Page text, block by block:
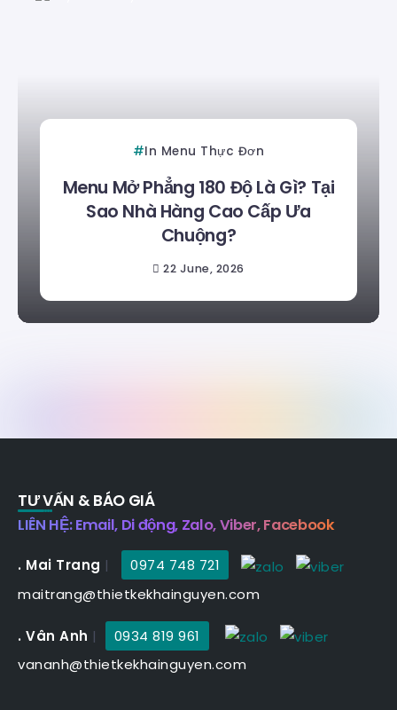
In Menu Thực Đơn
Menu Mở Phẳng 180 Độ Là Gì? Tại
Sao Nhà Hàng Cao Cấp Ưa
Chuộng?
22 June, 2026
TƯ VẤN & BÁO GIÁ
LIÊN HỆ: Email, Di động, Zalo, Viber, Facebook
. Mai Trang |
0974 748 721
maitrang@thietkekhainguyen.com
. Vân Anh |
0934 819 961
vananh@thietkekhainguyen.com